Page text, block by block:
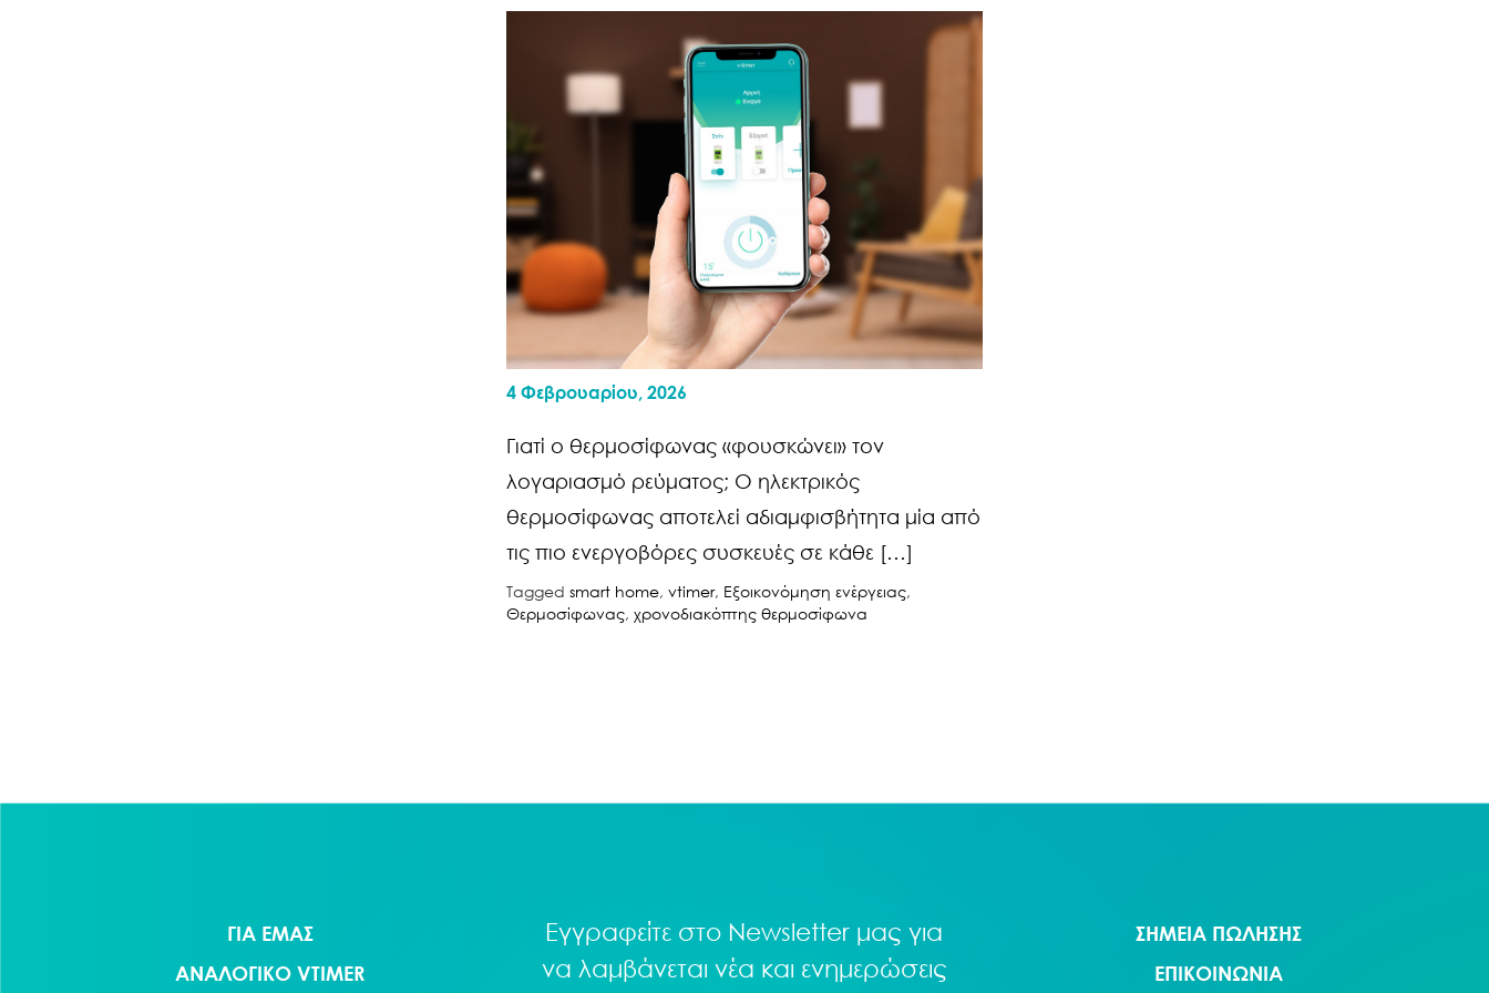
4 Φεβρουαρίου, 2026
Γιατί ο θερμοσίφωνας «φουσκώνει» τον
λογαριασμό ρεύματος; Ο ηλεκτρικός
θερμοσίφωνας αποτελεί αδιαμφισβήτητα μία από
τις πιο ενεργοβόρες συσκευές σε κάθε […]
Tagged smart home, vtimer, Εξοικονόμηση ενέργειας,
Θερμοσίφωνας, χρονοδιακόπτης θερμοσίφωνα
ΓΙΑ ΕΜΑΣ
ΑΝΑΛΟΓΙΚΟ VTIMER
Εγγραφείτε στο Newsletter μας για
να λαμβάνεται νέα και ενημερώσεις
ΣΗΜΕΙΑ ΠΩΛΗΣΗΣ
ΕΠΙΚΟΙΝΩΝΙΑ